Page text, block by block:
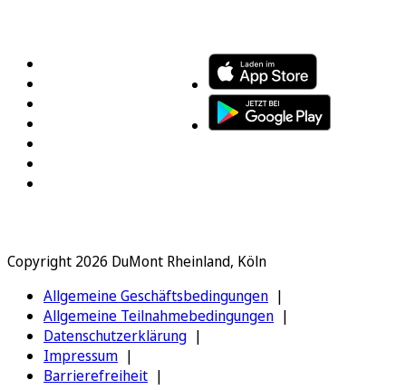
Copyright 2026 DuMont Rheinland, Köln
Allgemeine Geschäftsbedingungen
Allgemeine Teilnahmebedingungen
Datenschutzerklärung
Impressum
Barrierefreiheit